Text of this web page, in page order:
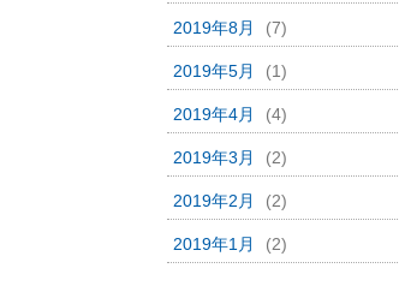
2019年8月 (7)
2019年5月 (1)
2019年4月 (4)
2019年3月 (2)
2019年2月 (2)
2019年1月 (2)